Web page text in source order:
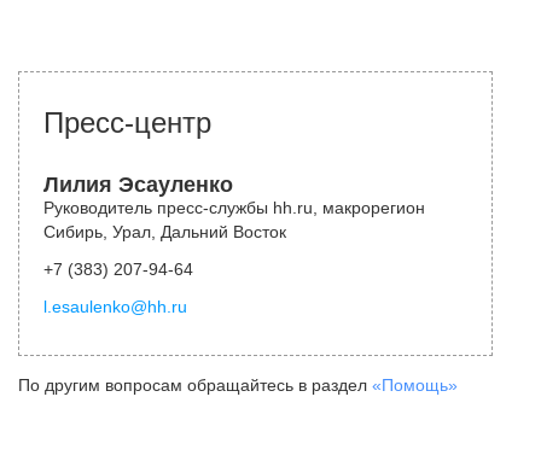
Пресс-центр
Лилия Эсауленко
Руководитель пресс-службы hh.ru, макрорегион
Сибирь, Урал, Дальний Восток
+7 (383) 207-94-64
l.esaulenko@hh.ru
По другим вопросам обращайтесь в раздел «Помощь»